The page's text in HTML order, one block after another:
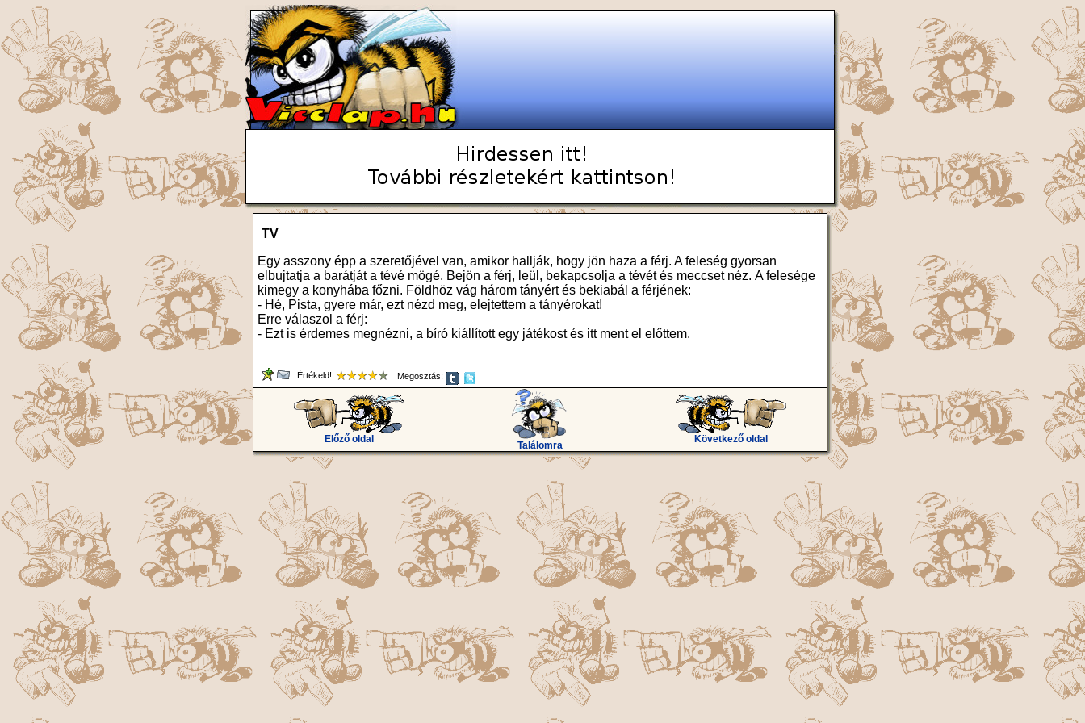
TV
Egy asszony épp a szeretőjével van, amikor hallják, hogy jön haza a férj. A feleség gyorsan
elbujtatja a barátját a tévé mögé. Bejön a férj, leül, bekapcsolja a tévét és meccset néz. A felesége
kimegy a konyhába főzni. Földhöz vág három tányért és bekiabál a férjének:
- Hé, Pista, gyere már, ezt nézd meg, elejtettem a tányérokat!
Erre válaszol a férj:
- Ezt is érdemes megnézni, a bíró kiállított egy játékost és itt ment el előttem.
Értékeld! Megosztás:
Előző oldal
Találomra
Következő oldal